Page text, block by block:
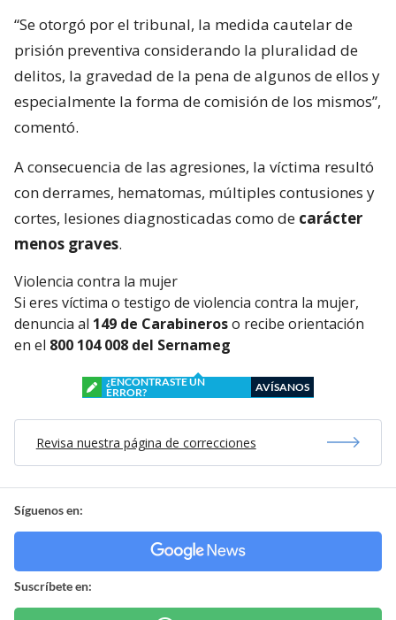
“Se otorgó por el tribunal, la medida cautelar de
prisión preventiva considerando la pluralidad de
delitos, la gravedad de la pena de algunos de ellos y
especialmente la forma de comisión de los mismos”,
comentó.
A consecuencia de las agresiones, la víctima resultó
con derrames, hematomas, múltiples contusiones y
cortes, lesiones diagnosticadas como de carácter
menos graves.
Violencia contra la mujer
Si eres víctima o testigo de violencia contra la mujer,
denuncia al 149 de Carabineroso recibe orientación
en el 800 104 008 del Sernameg
¿ENCONTRASTE UN
ERROR?
AVÍSANOS
Revisa nuestra página de correcciones
Síguenos en:
Suscríbete en: